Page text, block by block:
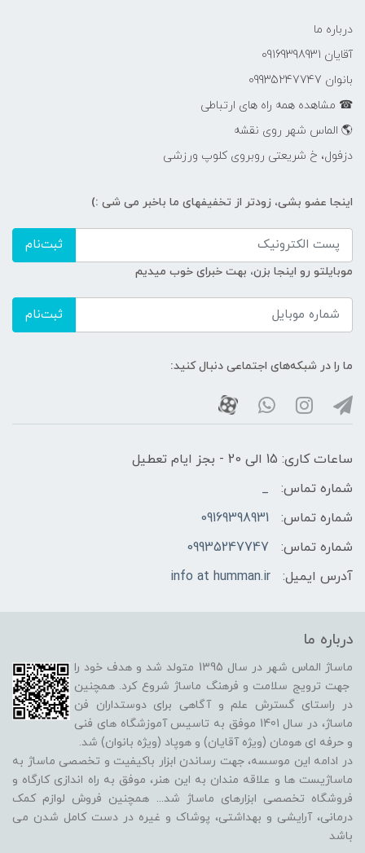
درباره ما
آقایان 09169398931
بانوان 09935247747
☎ مشاهده همه راه های ارتباطی
🌎 الماس شهر روی نقشه
دزفول، خ شریعتی روبروی کلوپ ورزشی
اینجا عضو بشی، زودتر از تخفیفهای ما باخبر می شی :)
ثبت‌نام
موبایلتو رو اینجا بزن، بهت خبرای خوب میدیم
ثبت‌نام
ما را در شبکه‌های اجتماعی دنبال کنید:
ساعات کاری: 15 الی 20 - بجز ایام تعطیل
شماره تماس:
_
شماره تماس:
09169398931
شماره تماس:
09935247747
آدرس ایمیل:
info at humman.ir
درباره ما
ماساژ الماس شهر در سال 1395 متولد شد و هدف خود را
جهت ترویج سلامت و فرهنگ ماساژ شروع کرد. همچنین
در راستای گسترش علم و آگاهی برای دوستداران فن
ماساژ، در سال 1401 موفق به تاسیس آموزشگاه های فنی
و حرفه ای هومان (ویژه آقایان) و هوپاد (ویژه بانوان) شد.
در ادامه این موسسه، جهت رساندن ابزار باکیفیت و تخصصی ماساژ به
ماساژیست ها و علاقه مندان به این هنر، موفق به راه اندازی کارگاه و
فروشگاه تخصصی ابزارهای ماساژ شد... همچنین فروش لوازم کمک
درمانی، آرایشی و بهداشتی، پوشاک و غیره در دست کامل شدن می
باشد